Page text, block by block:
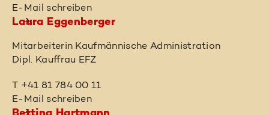
E-Mail schreiben
Laura Eggenberger
Mitarbeiterin Kaufmännische Administration
Dipl. Kauffrau EFZ
T +41 81 784 00 11
E-Mail schreiben